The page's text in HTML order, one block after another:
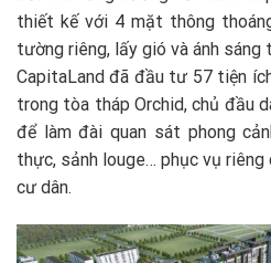
thiết kế với 4 mặt thông
tường riêng, lấy gió và ánh sáng
CapitaLand đã đầu tư 57 tiện
trong tòa tháp Orchid, chủ đầu
để làm đài quan sát phong
thực, sảnh louge… phục vụ
cư dân.